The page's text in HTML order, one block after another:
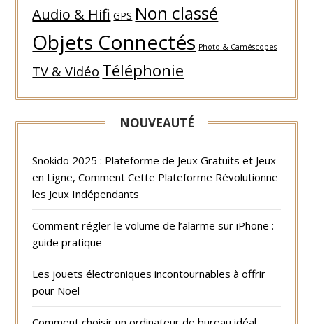
Audio & Hifi GPS Non classé
Objets Connectés Photo & Caméscopes
TV & Vidéo Téléphonie
NOUVEAUTÉ
Snokido 2025 : Plateforme de Jeux Gratuits et Jeux
en Ligne, Comment Cette Plateforme Révolutionne
les Jeux Indépendants
Comment régler le volume de l’alarme sur iPhone :
guide pratique
Les jouets électroniques incontournables à offrir
pour Noël